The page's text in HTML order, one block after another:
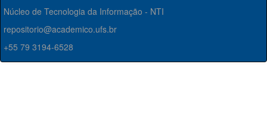
Núcleo de Tecnologia da Informação - NTI
repositorio@academico.ufs.br
+55 79 3194-6528